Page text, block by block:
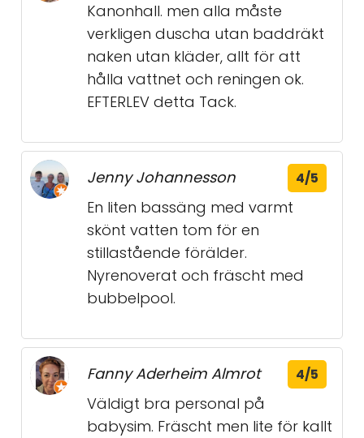
Kanonhall. men alla måste
verkligen duscha utan baddräkt
naken utan kläder, allt för att
hålla vattnet och reningen ok.
EFTERLEV detta Tack.
Jenny Johannesson 4/5
En liten bassäng med varmt
skönt vatten tom för en
stillastående förälder.
Nyrenoverat och fräscht med
bubbelpool.
Fanny Aderheim Almrot 4/5
Väldigt bra personal på
babysim. Fräscht men lite för kallt